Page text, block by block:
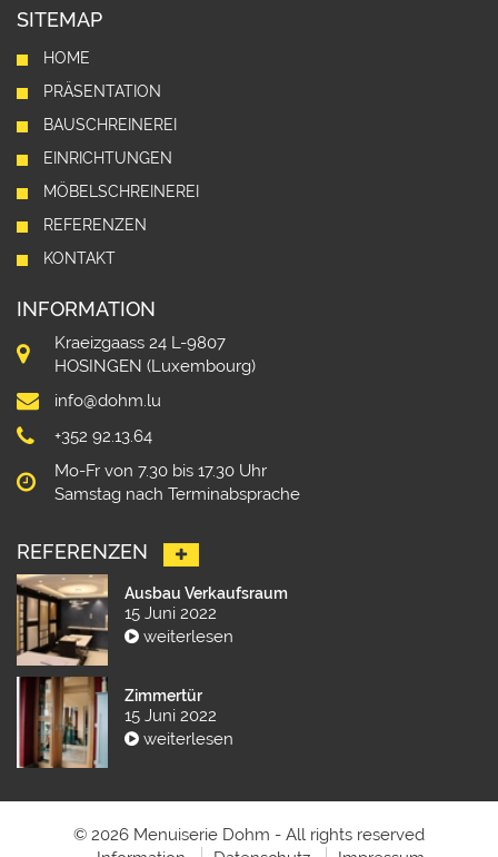
SITEMAP
HOME
PRÄSENTATION
BAUSCHREINEREI
EINRICHTUNGEN
MÖBELSCHREINEREI
REFERENZEN
KONTAKT
INFORMATION
Kraeizgaass 24 L-9807
HOSINGEN (Luxembourg)
info@dohm.lu
+352 92.13.64
Mo-Fr von 7.30 bis 17.30 Uhr
Samstag nach Terminabsprache
REFERENZEN
Ausbau Verkaufsraum
15 Juni 2022
weiterlesen
Zimmertür
15 Juni 2022
weiterlesen
© 2026 Menuiserie Dohm - All rights reserved